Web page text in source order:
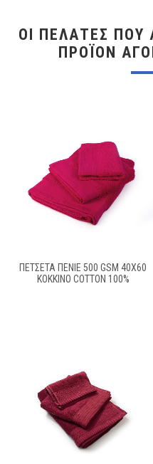
ΟΙ ΠΕΛΆΤΕΣ ΠΟΥ
ΠΡΟΪΌΝ
ΠΕΤΣΕΤΑ ΠΕΝΙΕ 500 GSM 40X60
ΚΟΚΚΙΝΟ COTTON 100%